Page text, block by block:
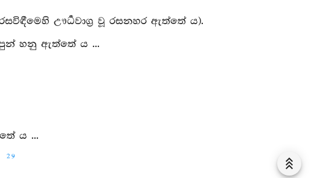
ඌර්‍ධවාග්‍ර වූ රසනහර ඇත්තේ ය).
හනු ඇත්තේ ය ...
ය ...
29